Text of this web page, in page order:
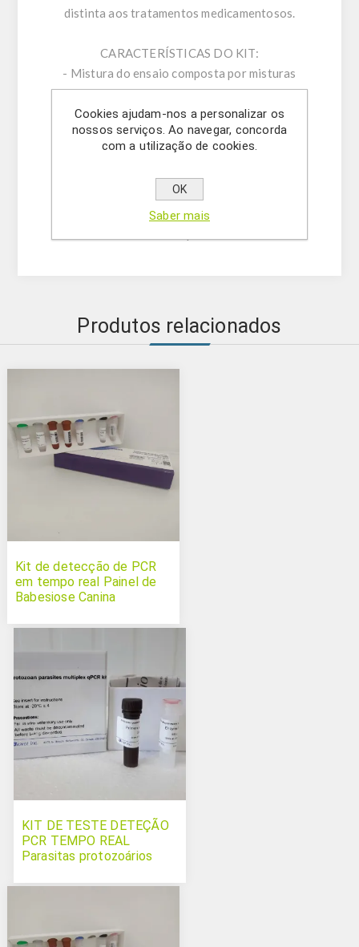
distinta aos tratamentos medicamentosos.
CARACTERÍSTICAS DO KIT:
- Mistura do ensaio composta por misturas
singleplex de primers específicos de sentido
direto/indireto e sondas.
- Tampão de ressuspensão
- Água livre de DNase/RNase
ensaio
- Solução de mastermix
Produtos relacionados
Kit de detecção de PCR
em tempo real Painel de
Babesiose Canina
KIT DE TESTE DETEÇÃO
PCR TEMPO REAL
Parasitas protozoários
Cookies ajudam-nos a personalizar os
nossos serviços. Ao navegar, concorda
com a utilização de cookies.
OK
Saber mais